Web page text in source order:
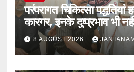
परंपरागत चिकित्सा पद्धतियां
कारगर, इनके दुष्प्रभाव भी
8 AUGUST 2026